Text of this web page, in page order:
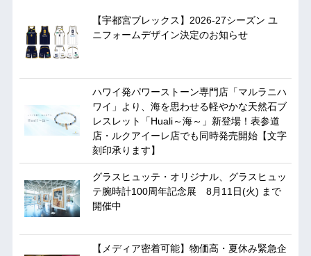
【宇都宮ブレックス】2026-27シーズン ユ
ニフォームデザイン決定のお知らせ
ハワイ発パワーストーン専門店「マルラニハ
ワイ」より、海を思わせる軽やかな天然石ブ
レスレット「Huali～海～」新登場！表参道
店・ルクアイーレ店でも同時発売開始【文字
刻印承ります】
グラスヒュッテ・オリジナル、グラスヒュッ
テ腕時計100周年記念展 8月11日(火) まで
開催中
【メディア密着可能】物価高・夏休み緊急企